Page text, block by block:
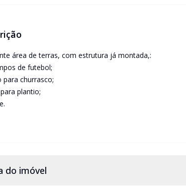
área de terras, com estrutura já montada,:
de futebol;
para churrasco;
plantio;
do imóvel